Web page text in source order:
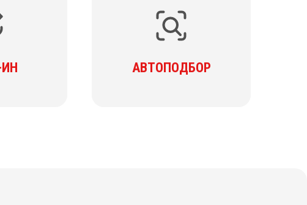
АВТОПОДБОР